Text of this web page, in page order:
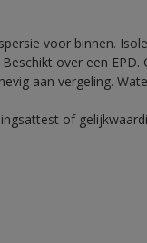
voor binnen.
over een EPD.
aan vergeling.
of